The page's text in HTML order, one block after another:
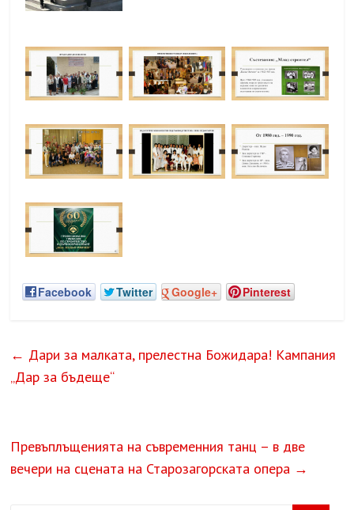
Facebook Twitter Google+ Pinterest
← Дари за малката, прелестна Божидара! Кампания
„Дар за бъдеще“
Превъплъщенията на съвременния танц – в две
вечери на сцената на Старозагорската опера →